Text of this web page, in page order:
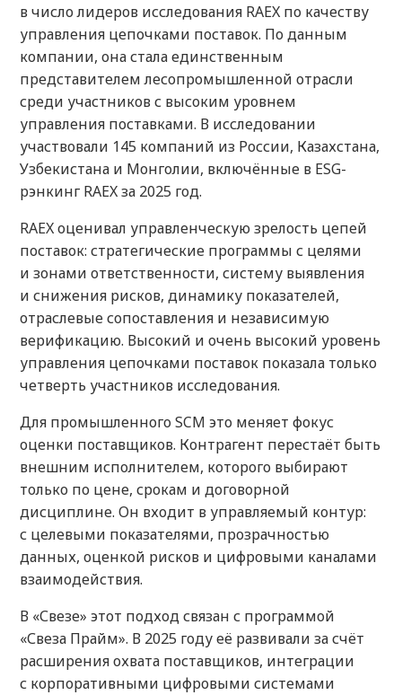
в число лидеров исследования RAEX по качеству
управления цепочками поставок. По данным
компании, она стала единственным
представителем лесопромышленной отрасли
среди участников с высоким уровнем
управления поставками. В исследовании
участвовали 145 компаний из России, Казахстана,
Узбекистана и Монголии, включённые в ESG-
рэнкинг RAEX за 2025 год.
RAEX оценивал управленческую зрелость цепей
поставок: стратегические программы с целями
и зонами ответственности, систему выявления
и снижения рисков, динамику показателей,
отраслевые сопоставления и независимую
верификацию. Высокий и очень высокий уровень
управления цепочками поставок показала только
четверть участников исследования.
Для промышленного SCM это меняет фокус
оценки поставщиков. Контрагент перестаёт быть
внешним исполнителем, которого выбирают
только по цене, срокам и договорной
дисциплине. Он входит в управляемый контур:
с целевыми показателями, прозрачностью
данных, оценкой рисков и цифровыми каналами
взаимодействия.
В «Свезе» этот подход связан с программой
«Свеза Прайм». В 2025 году её развивали за счёт
расширения охвата поставщиков, интеграции
с корпоративными цифровыми системами